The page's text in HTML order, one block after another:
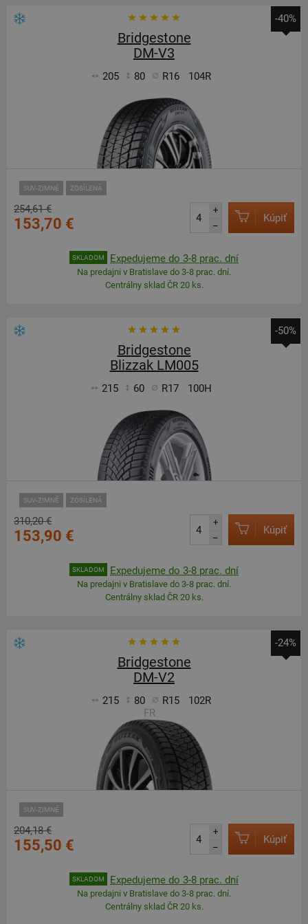
-40%
Bridgestone
DM-V3
205 80 R16 104R
SUV-ZIMNÉ ZOSÍLENÁ
254,61 €
153,70 €
+
–
Kúpiť
SKLADOM Expedujeme do 3-8 prac. dní
Na predajni v Bratislave do 3-8 prac. dní.
Centrálny sklad ČR 20 ks.
-50%
Bridgestone
Blizzak LM005
215 60 R17 100H
SUV-ZIMNÉ ZOSÍLENÁ
310,20 €
153,90 €
+
–
Kúpiť
SKLADOM Expedujeme do 3-8 prac. dní
Na predajni v Bratislave do 3-8 prac. dní.
Centrálny sklad ČR 20 ks.
-24%
Bridgestone
DM-V2
215 80 R15
102R
FR
SUV-ZIMNÉ
204,18 €
155,50 €
+
–
Kúpiť
SKLADOM Expedujeme do 3-8 prac. dní
Na predajni v Bratislave do 3-8 prac. dní.
Centrálny sklad ČR 20 ks.